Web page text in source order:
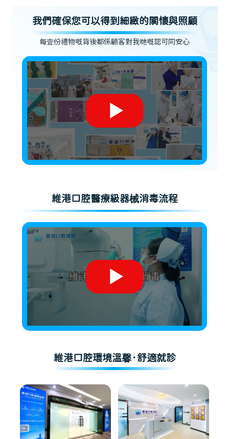
我們確保您可以得到細緻的關懷與照顧
每壹份禮物嘅背後都係顧客對我哋嘅認可同安心
維港口腔醫療級器械消毒流程
維港口腔環境溫馨·舒適就診